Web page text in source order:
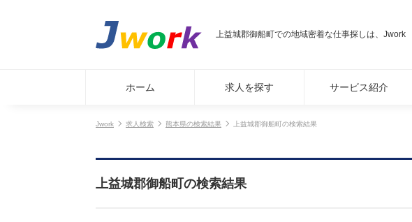
上益城郡御船町での地域密着な仕事探しは、Jwork
ホーム 求人を探す サービス紹介
Jwork 求人検索 熊本県の検索結果 上益城郡御船町の検索結果
上益城郡御船町の検索結果